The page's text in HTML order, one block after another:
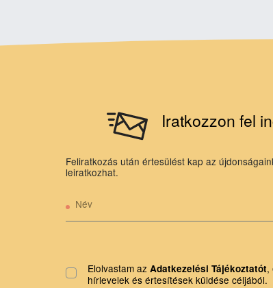
Iratkozzon fel
Feliratkozás után értesülést kap az
leiratkozhat.
Név
Elolvastam az Adatkezelési Tájékoztatót,
hírlevelek és értesítések küldése céljából.